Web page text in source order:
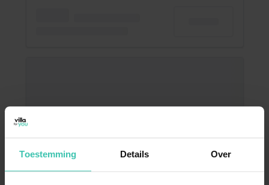
Toestemming Details Over